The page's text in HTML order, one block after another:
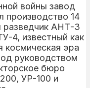
войны завод
производство 14
разведчик АНТ-3
4, известный как
эра
руководством
бюро
УР-100 и